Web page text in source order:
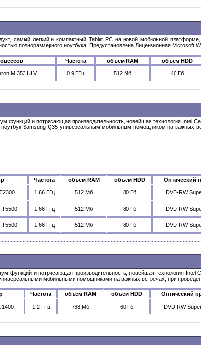
самый легкий и компактный Tablet PC на новой мобильной
полноразмерного ноутбука. Предустановлена Лицензионная Microsoft
Частота объем RAM объем HDD
M 353 ULV 0.9 ГГц 512 Мб 40 Гб
функций и потрясающая производительность, новейшая технология Intel
Samsung Q35 универсальным мобильным помощником на важных
Частота объем RAM объем HDD Оптический
1.66 ГГц 512 Мб 80 Гб DVD-RW
T5500 1.66 ГГц 512 Мб 80 Гб DVD-RW
T5500 1.66 ГГц 512 Мб 80 Гб DVD-RW
функций и потрясающая производительность, новейшая технология Intel
мобильными помощниками на важных встречах, при
Частота объем RAM объем HDD Оптический
1.2 ГГц 768 Мб 60 Гб DVD-RW